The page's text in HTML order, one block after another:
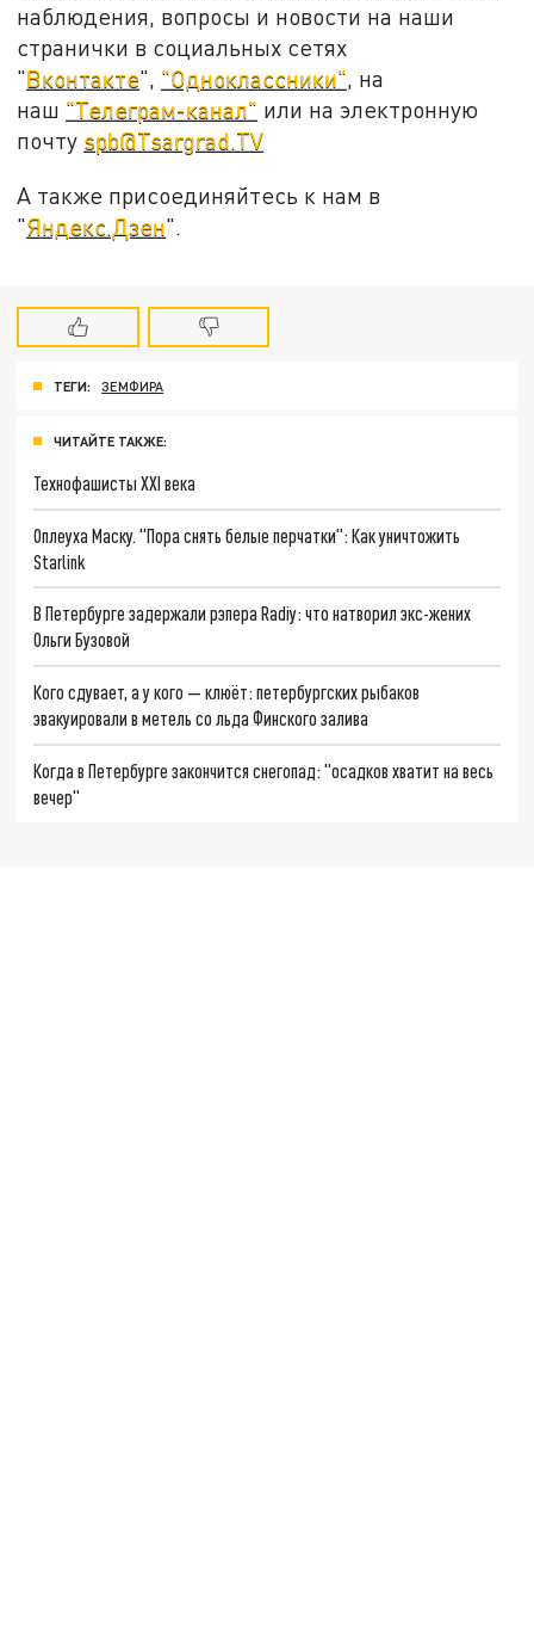
наблюдения, вопросы и новости на наши
странички в социальных сетях
"Вконтакте", "Одноклассники", на
наш "Телеграм-канал" или на электронную
почту spb@Tsargrad.TV
А также присоединяйтесь к нам в
"Яндекс.Дзен".
ТЕГИ: ЗЕМФИРА
ЧИТАЙТЕ ТАКЖЕ:
Технофашисты XXI века
Оплеуха Маску. "Пора снять белые перчатки": Как уничтожить
Starlink
В Петербурге задержали рэпера Radiy: что натворил экс-жених
Ольги Бузовой
Кого сдувает, а у кого — клюёт: петербургских рыбаков
эвакуировали в метель со льда Финского залива
Когда в Петербурге закончится снегопад: "осадков хватит на весь
вечер"